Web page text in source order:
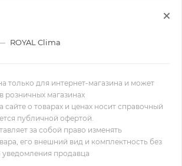
ROYAL Clima
только для интернет-магазина и может
розничных магазинах
о товарах и ценах носит справочный
публичной офертой.
за собой право изменять
его внешний вид и комплектность без
уведомления продавца